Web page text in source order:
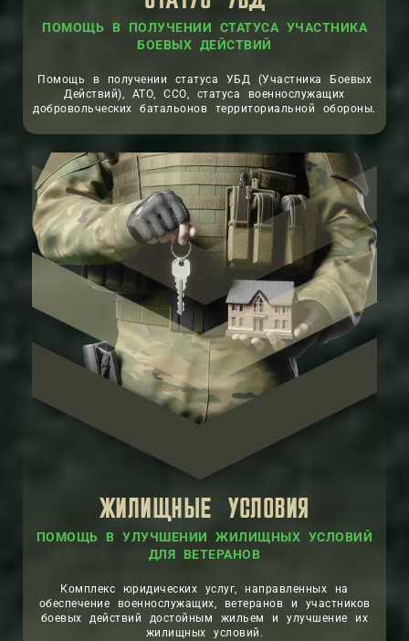
ПОМОЩЬ В ПОЛУЧЕНИИ СТАТУСА УЧАСТНИКА
БОЕВЫХ ДЕЙСТВИЙ
Помощь в получении статуса УБД (Участника Боевых
Действий), АТО, ССО, статуса военнослужащих
добровольческих батальонов территориальной обороны.
ЖИЛИЩНЫЕ УСЛОВИЯ
ПОМОЩЬ В УЛУЧШЕНИИ ЖИЛИЩНЫХ УСЛОВИЙ
ДЛЯ ВЕТЕРАНОВ
Комплекс юридических услуг, направленных на
обеспечение военнослужащих, ветеранов и участников
боевых действий достойным жильем и улучшение их
жилищных условий.